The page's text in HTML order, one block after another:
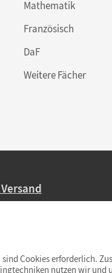
Mathematik
Französisch
DaF
Weitere Fächer
liefern wir
Tagen).
Cookies erforderlich.
nutzen wir und